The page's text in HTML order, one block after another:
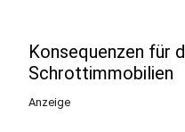
Konsequenzen für
Schrottimmobilien
Anzeige